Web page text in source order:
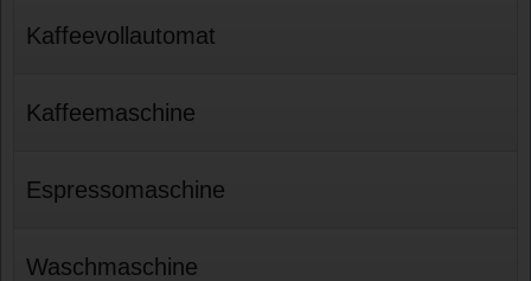
Kaffeevollautomat
Kaffeemaschine
Espressomaschine
Waschmaschine